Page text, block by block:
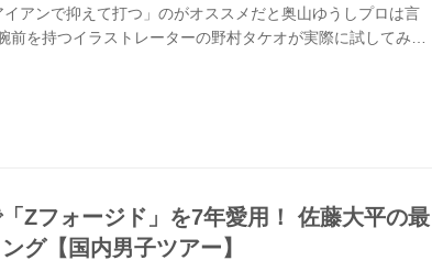
アンで抑えて打つ」のがオススメだと奥山ゆうしプロは言
前を持つイラストレーターの野村タケオが実際に試してみ
Zフォージド」を7年愛用！ 佐藤大平の最
グ【国内男子ツアー】